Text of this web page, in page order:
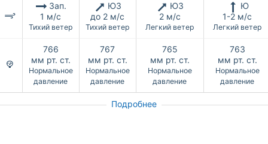
Зап.
1 м/с
Тихий ветер
ЮЗ
до 2 м/с
Тихий ветер
ЮЗ
2 м/с
Легкий ветер
Ю
1-2 м/с
Легкий ветер
766
мм рт. ст.
Нормальное
давление
767
мм рт. ст.
Нормальное
давление
765
мм рт. ст.
Нормальное
давление
763
мм рт. ст.
Нормальное
давление
Подробнее